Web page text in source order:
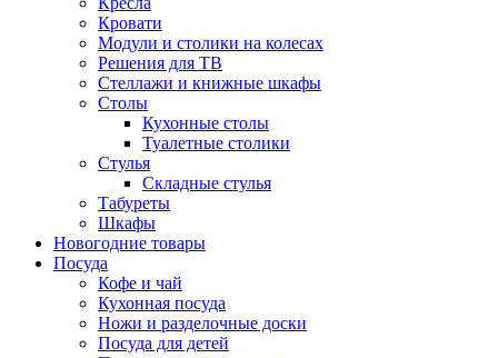
Кровати
Модули и столики на колесах
Решения для ТВ
Стеллажи и книжные шкафы
Столы
Кухонные столы
Туалетные столики
Стулья
Складные стулья
Табуреты
Шкафы
Новогодние товары
Посуда
Кофе и чай
Кухонная посуда
Ножи и разделочные доски
Посуда для детей